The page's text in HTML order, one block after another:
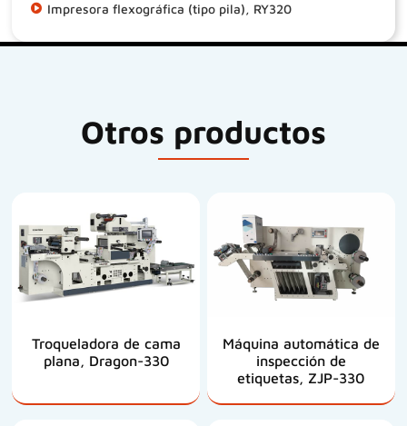
Impresora flexográfica (tipo pila), RY320
Otros productos
Troqueladora de cama
plana, Dragon-330
Máquina automática de
inspección de
etiquetas, ZJP-330